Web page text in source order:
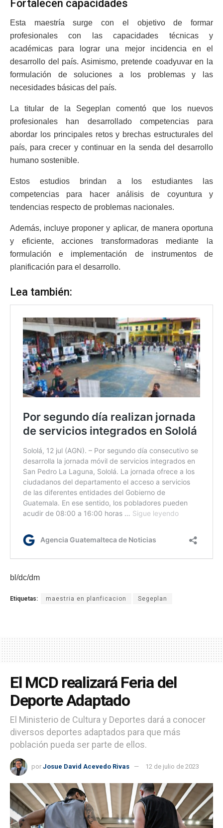
Fortalecen capacidades
Esta maestría surge con el objetivo de formar
profesionales con las capacidades técnicas y
académicas para lograr una mejor incidencia en el
desarrollo del país. Asimismo, pretende coadyuvar en la
formulación de soluciones a los problemas y las
necesidades básicas del país.
La titular de la Segeplan comentó que los nuevos
profesionales han desarrollado competencias para
abordar los principales retos y brechas estructurales del
país, para crecer y continuar en la senda del desarrollo
humano sostenible.
Estos estudios brindan a los estudiantes las
competencias para hacer análisis de coyuntura y
tendencias respecto de problemas nacionales.
Además, incluye proponer y aplicar, de manera oportuna
y eficiente, acciones transformadoras mediante la
formulación e implementación de instrumentos de
planificación para el desarrollo.
Lea también:
bl/dc/dm
Etiquetas: maestria en planficacion Segeplan
El MCD realizará Feria del
Deporte Adaptado
El Ministerio de Cultura y Deportes dará a conocer
diversos deportes adaptados para que más
población pueda ser parte de ellos.
por Josue David Acevedo Rivas 12 de julio de 2023